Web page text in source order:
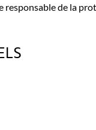
responsable de la